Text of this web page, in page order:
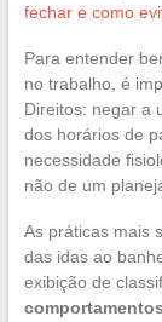
fechar e como
Para entender
no trabalho, é
Direitos: negar a
dos horários de
necessidade
não de um
As práticas mais
das idas ao
exibição de